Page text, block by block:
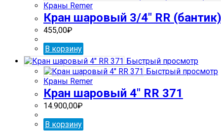
Краны Remer
Кран шаровый 3/4″ RR
455,00₽
В корзину
Быстрый просмотр
Быстрый просмотр
Краны Remer
Кран шаровый 4″ RR 371
14.900,00₽
В корзину